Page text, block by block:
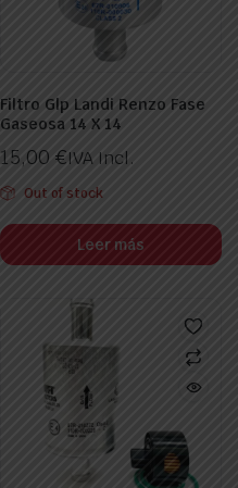
Filtro Glp Landi Renzo Fase
Gaseosa 14 X 14
15,00 €IVA Incl.
Out of stock
Leer más